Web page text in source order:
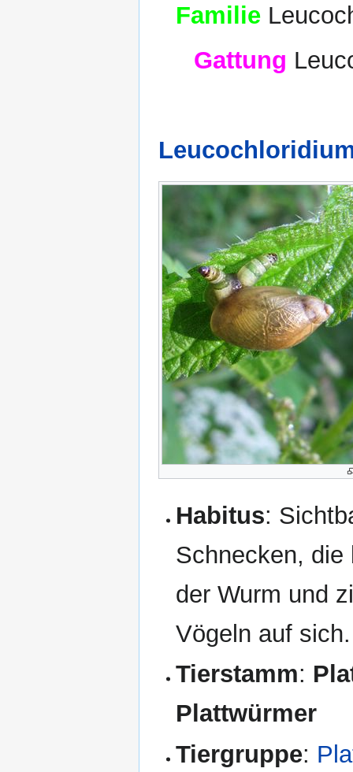
Familie
Gattung
Habitus:
Schnecken, die
der Wurm und
Vögeln auf sich.
Tierstamm:
Plattwürmer
Tiergruppe: